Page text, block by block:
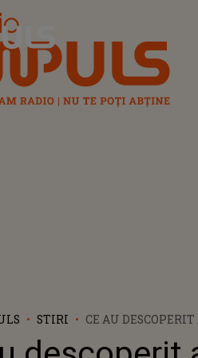
STIRI
CE AU
UNUI BĂRBAT?